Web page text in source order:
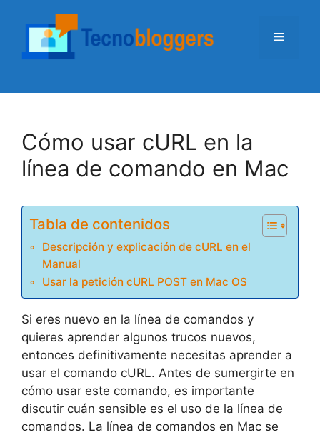
contenido
Menú
Cómo usar cURL en la
línea de comando en Mac
Tabla de contenidos
Descripción y explicación de cURL en el
Manual
Usar la petición cURL POST en Mac OS
Si eres nuevo en la línea de comandos y
quieres aprender algunos trucos nuevos,
entonces definitivamente necesitas aprender a
usar el comando cURL. Antes de sumergirte en
cómo usar este comando, es importante
discutir cuán sensible es el uso de la línea de
comandos. La línea de comandos en Mac se